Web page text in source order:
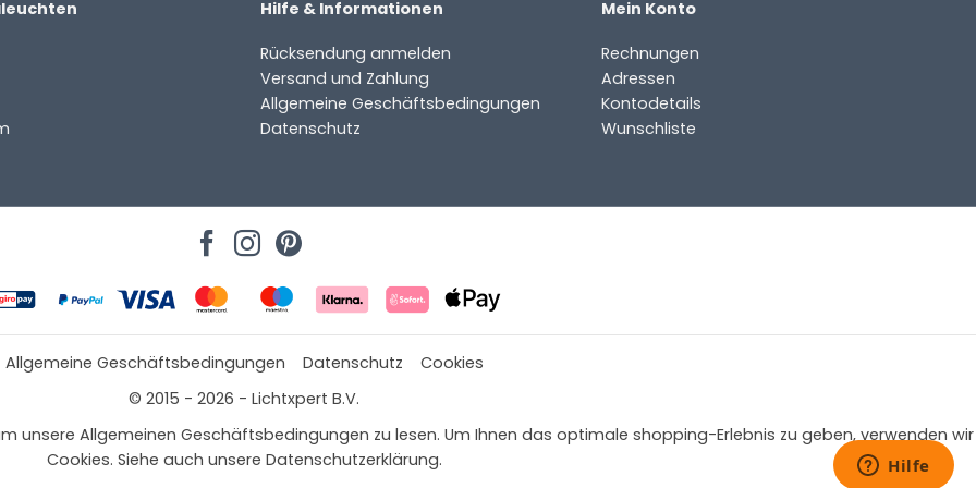
Hilfe & Informationen
Rücksendung anmelden
Versand und Zahlung
Allgemeine Geschäftsbedingungen
Datenschutz
Mein Konto
Rechnungen
Adressen
Kontodetails
Wunschliste
Allgemeine Geschäftsbedingungen Datenschutz
Cookies
© 2015 - 2026 - Lichtxpert B.V.
um unsere Allgemeinen Geschäftsbedingungen zu lesen. Um Ihnen das optimale shopping-Erlebnis zu geben, verwenden wir
Cookies. Siehe auch unsere Datenschutzerklärung.